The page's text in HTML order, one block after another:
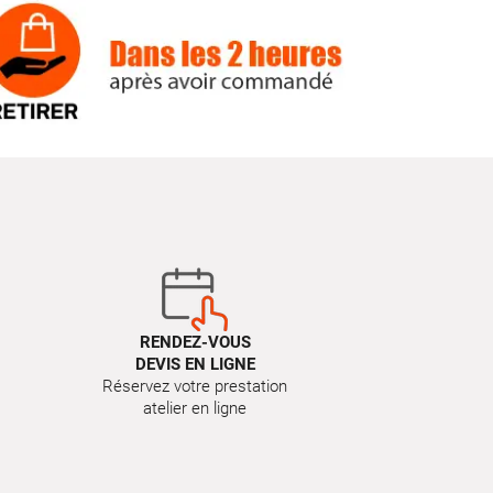
RENDEZ-VOUS
DEVIS EN LIGNE
Réservez votre prestation
atelier en ligne